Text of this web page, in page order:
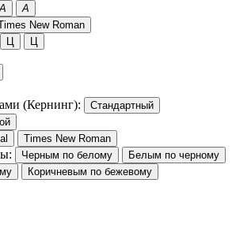
A A
New Roman
Ц Ц
(Кернинг):
Стандартный
Times New Roman
Черным по белому
Белым по черному
Коричневым по бежевому